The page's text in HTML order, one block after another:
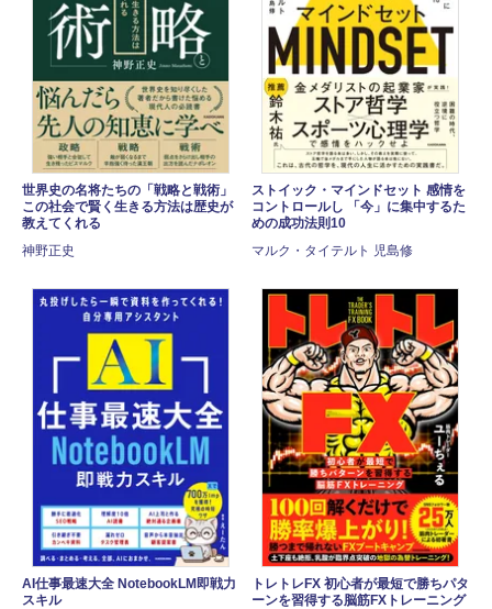
世界史の名将たちの「戦略と戦術」
この社会で賢く生きる方法は歴史が
教えてくれる
神野正史
ストイック・マインドセット 感情を
コントロールし 「今」に集中するた
めの成功法則10
マルク・タイテルト 児島修
AI仕事最速大全 NotebookLM即戦力
スキル
トレトレFX 初心者が最短で勝ちパタ
ーンを習得する脳筋FXトレーニング